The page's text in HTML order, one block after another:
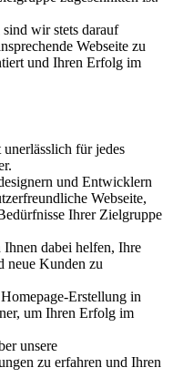
wir stets darauf
Webseite zu
und Ihren Erfolg im
für jedes
und Entwicklern
Webseite,
Ihrer Zielgruppe
Ihnen dabei helfen, Ihre
neue Kunden zu
Erstellung in
um Ihren Erfolg im
unsere
zu erfahren und Ihren